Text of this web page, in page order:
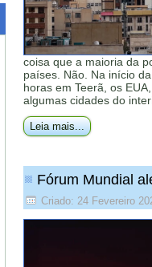
coisa que a maioria da
países. Não. Na início
horas em Teerã, os
algumas cidades do
Leia mais...
Fórum Mundial
Criado: 24 Fevereiro